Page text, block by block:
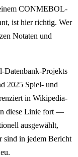
CONMEBOL-
ist hier richtig. Wer
Notaten und
Datenbank-Projekts
2025 Spiel- und
in Wikipedia-
diese Linie fort —
ausgewählt,
sind in jedem Bericht